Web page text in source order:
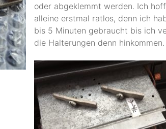
oder abgeklemmt werden. Ich
alleine erstmal ratlos, denn ich
bis 5 Minuten gebraucht bis ich
die Halterungen denn hinkommen.